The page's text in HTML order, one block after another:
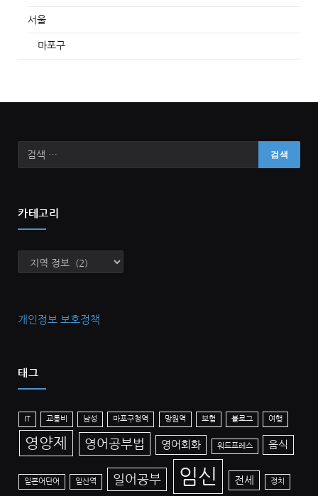
서울
마포구
카테고리
테
개인정보 보호정책
태그
IT 교통비 남성 마포구청역 망원역 보험 블로그 여행
영양제 영어공부법 영어회화 워드프레스 음식
일본어단어 일산역 일어공부 임신 전세 정치